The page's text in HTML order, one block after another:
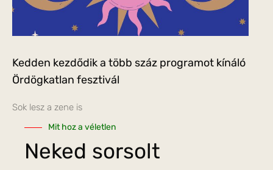
Kedden kezdődik a több száz programot kínáló
Ördögkatlan fesztivál
Sok lesz a zene is
Mit hoz a véletlen
Neked sorsolt